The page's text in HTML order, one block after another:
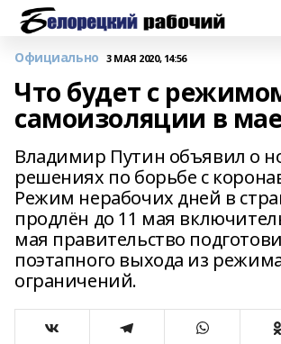
Официально 3 МАЯ 2020, 14:56
Что будет с
самоизоляции в
Владимир Путин объявил о
решениях по борьбе с
Режим нерабочих дней в
продлён до 11 мая
мая правительство
поэтапного выхода из
ограничений.